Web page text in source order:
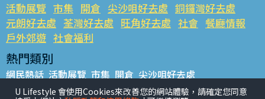
活動展覽 市集 開倉 尖沙咀好去處 銅鑼灣好去處
元朗好去處 荃灣好去處 旺角好去處 社會 餐廳情報
戶外郊遊 社會福利
熱門類別
網民熱話 活動展覽 市集 開倉 尖沙咀好去處
銅鑼灣好去處 元朗好去處 荃灣好去處 旺角好去處 社會
U Lifestyle 會使用Cookies來改善您的網站體驗，請確定您同意